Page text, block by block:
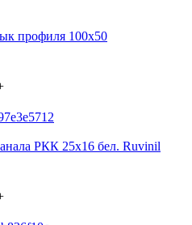
профиля 100х50
РКК 25х16 бел. Ruvinil